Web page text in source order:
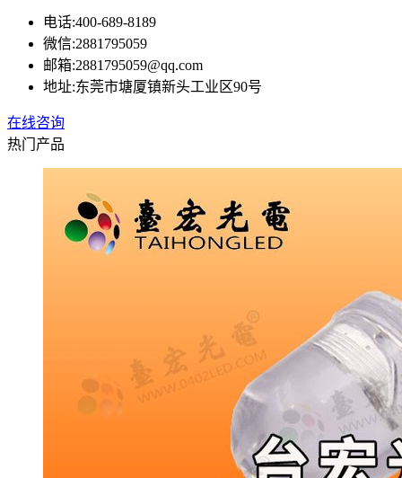
电话:400-689-8189
微信:2881795059
邮箱:2881795059@qq.com
地址:东莞市塘厦镇新头工业区90号
在线咨询
热门产品